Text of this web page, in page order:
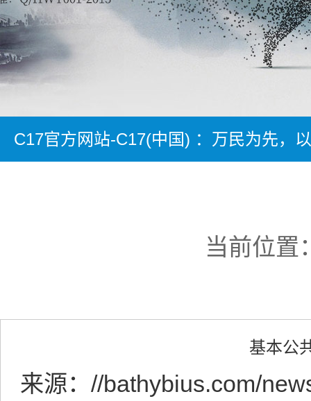
C17官方网站-C17(中国) ：万民为先，
当前位置
基本公
来源： //bathybius.com/